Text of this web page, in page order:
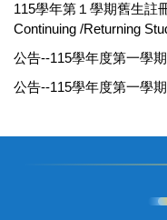
115學年第１學期舊生註
Continuing /Returning
公告--115學年度第一學
公告--115學年度第一學